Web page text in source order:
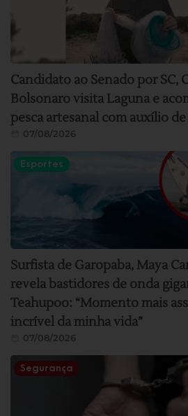
Candidato ao Senado por SC,
Bolsonaro visita Laguna e
pesca artesanal com auxílio
07/08/2026
Esportes
Surfista de Garopaba, Maya
revela bastidores de onda
Teahupoo: “Momento mais
incrível da minha vida”
07/08/2026
Segurança